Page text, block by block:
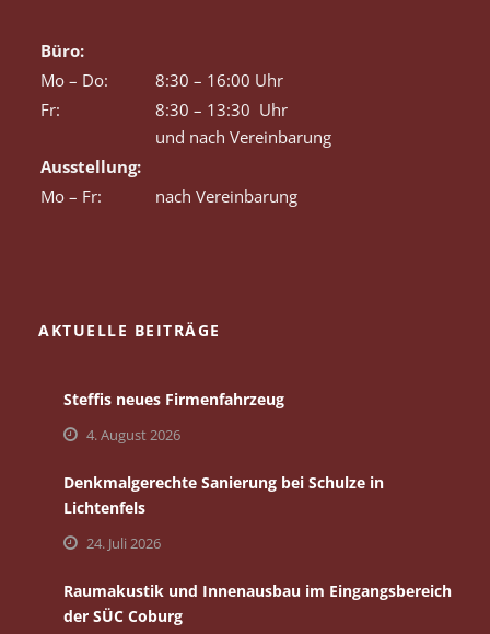
Büro:
Mo – Do:
8:30 – 16:00 Uhr
Fr:
8:30 – 13:30 Uhr
und nach Vereinbarung
Ausstellung:
Mo – Fr:
nach Vereinbarung
AKTUELLE BEITRÄGE
Steffis neues Firmenfahrzeug
4. August 2026
Denkmalgerechte Sanierung bei Schulze in
Lichtenfels
24. Juli 2026
Raumakustik und Innenausbau im Eingangsbereich
der SÜC Coburg